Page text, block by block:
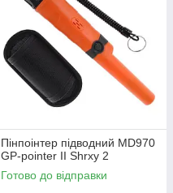
Пінпоінтер підводний MD970
GP-pointer II Shrxy 2
Готово до відправки